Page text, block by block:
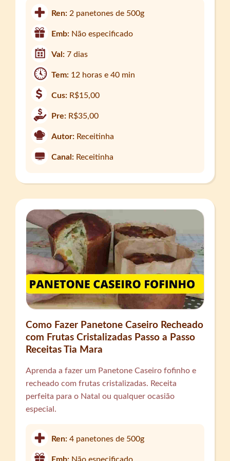
Ren:2 panetones de 500g
Emb: Não especificado
Val:7 dias
Tem: 12 horas e 40 min
Cus: R$15,00
Pre: R$35,00
Autor: Receitinha
Canal: Receitinha
Como Fazer Panetone Caseiro Recheado
com Frutas Cristalizadas Passo a Passo
Receitas Tia Mara
Aprenda a fazer um Panetone Caseiro fofinho e
recheado com frutas cristalizadas. Receita
perfeita para o Natal ou qualquer ocasião
especial.
Ren:4 panetones de 500g
Emb: Não especificado